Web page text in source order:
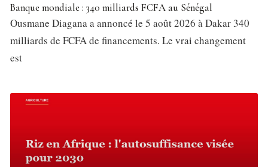
Banque mondiale : 340 milliards FCFA au Sénégal
Ousmane Diagana a annoncé le 5 août 2026 à Dakar 340
milliards de FCFA de financements. Le vrai changement
est